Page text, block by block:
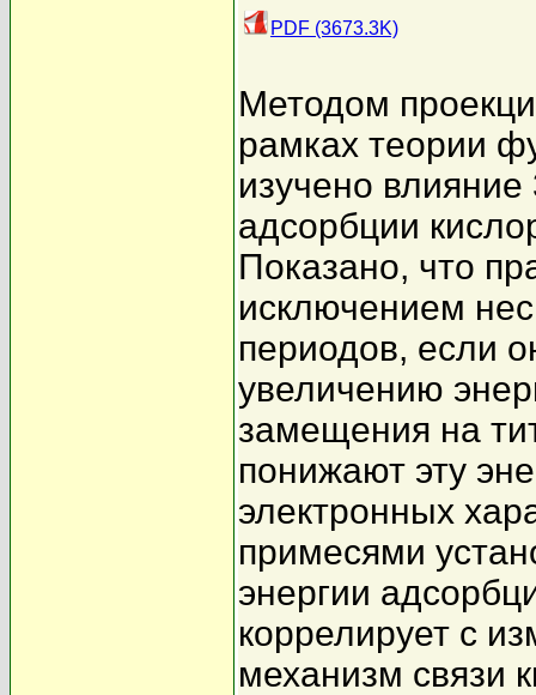
PDF (3673.3K)
Методом
рамках теории
изучено
адсорбции
Показано, что
исключением
периодов, если
увеличению
замещения на
понижают эту
электронных
примесями
энергии
коррелирует с
механизм связи